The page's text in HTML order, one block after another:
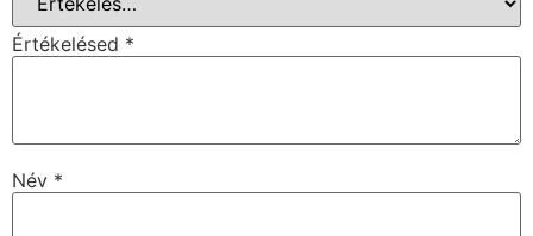
Értékelésed *
Név *